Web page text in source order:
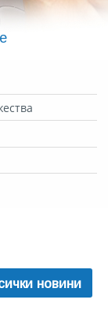
новини